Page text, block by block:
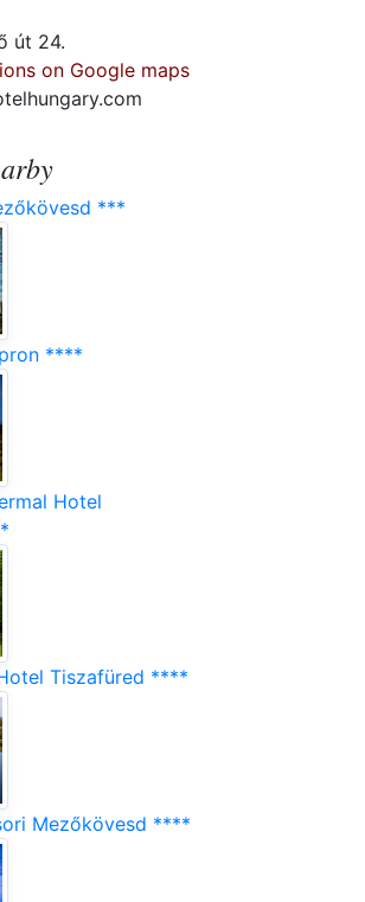
út 24.
on Google maps
***
****
Hotel
Tiszafüred ****
Mezőkövesd ****